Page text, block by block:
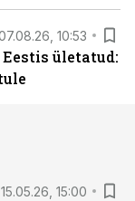
10:53
ületatud:
15.05.26, 15:00